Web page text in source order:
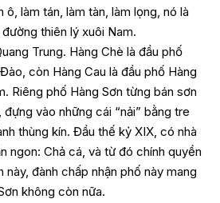
ô, làm tán, làm tàn, làm lọng, nó là
thiên lý xuôi Nam.
Trung. Hàng Chè là đầu phố
còn Hàng Cau là đầu phố Hàng
Riêng phố Hàng Sơn từng bán sơn
vào những cái “nải” bằng tre
thùng kín. Đầu thế kỷ XIX, có nhà
ngon: Chả cá, và từ đó chính quyền
đành chấp nhận phố này mang
không còn nữa.